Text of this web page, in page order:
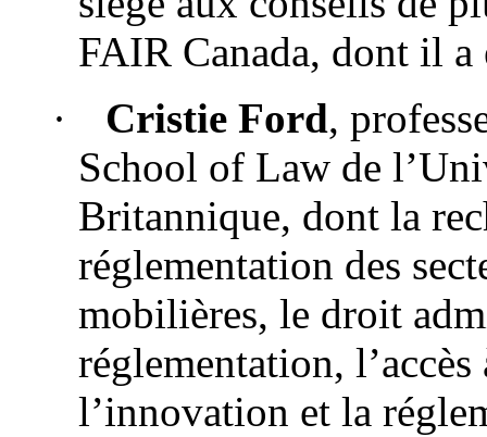
FAIR Canada, dont il a
·
Cristie Ford,
School of Law de
Britannique, dont la
réglementation des
mobilières, le droit
réglementation,
l’innovation et la